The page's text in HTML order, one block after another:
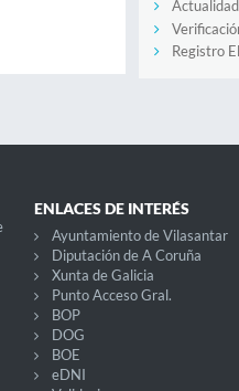
Actualidad
Registro
ENLACES DE INTERÉS
Ayuntamiento de Vilasantar
Diputación de A Coruña
Xunta de Galicia
Punto Acceso Gral.
BOP
DOG
BOE
eDNI